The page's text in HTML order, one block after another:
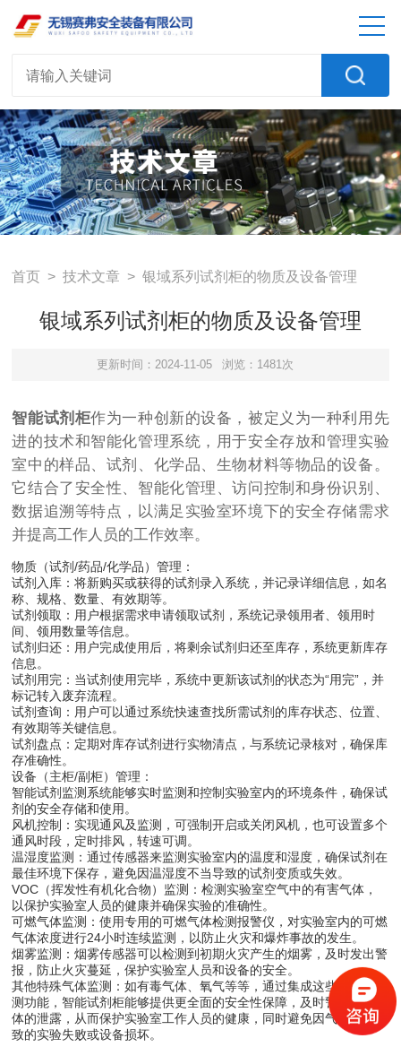
首页 >技术文章 > 银域系列试剂柜的物质及设备管理
银域系列试剂柜的物质及设备管理
更新时间：2024-11-05 浏览：1481次
智能试剂柜作为一种创新的设备，被定义为一种利用先
进的技术和智能化管理系统，用于安全存放和管理实验
室中的样品、试剂、化学品、生物材料等物品的设备。
它结合了安全性、智能化管理、访问控制和身份识别、
数据追溯等特点，以满足实验室环境下的安全存储需求
并提高工作人员的工作效率。
物质（试剂/药品/化学品）管理：
试剂入库：将新购买或获得的试剂录入系统，并记录详细信息，如名
称、规格、数量、有效期等。
试剂领取：用户根据需求申请领取试剂，系统记录领用者、领用时
间、领用数量等信息。
试剂归还：用户完成使用后，将剩余试剂归还至库存，系统更新库存
信息。
试剂用完：当试剂使用完毕，系统中更新该试剂的状态为“用完”，并
标记转入废弃流程。
试剂查询：用户可以通过系统快速查找所需试剂的库存状态、位置、
有效期等关键信息。
试剂盘点：定期对库存试剂进行实物清点，与系统记录核对，确保库
存准确性。
设备（主柜/副柜）管理：
智能试剂监测系统能够实时监测和控制实验室内的环境条件，确保试
剂的安全存储和使用。
风机控制：实现通风及监测，可强制开启或关闭风机，也可设置多个
通风时段，定时排风，转速可调。
温湿度监测：通过传感器来监测实验室内的温度和湿度，确保试剂在
最佳环境下保存，避免因温湿度不当导致的试剂变质或失效。
VOC（挥发性有机化合物）监测：检测实验室空气中的有害气体，
以保护实验室人员的健康并确保实验的准确性。
可燃气体监测：使用专用的可燃气体检测报警仪，对实验室内的可燃
气体浓度进行24小时连续监测，以防止火灾和爆炸事故的发生。
烟雾监测：烟雾传感器可以检测到初期火灾产生的烟雾，及时发出警
报，防止火灾蔓延，保护实验室人员和设备的安全。
其他特殊气体监测：如有毒气体、氧气等等，通过集成这些特殊的监
测功能，智能试剂柜能够提供更全面的安全性保障，及时警报有害气
体的泄露，从而保护实验室工作人员的健康，同时避免因气体泄露导
致的实验失败或设备损坏。